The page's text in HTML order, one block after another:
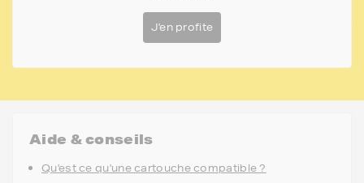
J'en profite
Aide & conseils
Qu'est ce qu'une cartouche compatible ?